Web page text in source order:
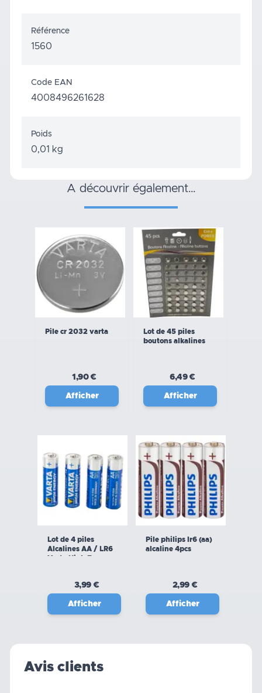
Référence
1560
Code EAN
4008496261628
Poids
0,01 kg
a découvrir également…
Pile cr 2032 varta
1,90 €
Afficher
Lot de 45 piles
boutons alkalines
6,49 €
Afficher
Lot de 4 piles
Alcalines AA / LR6
Varta High Energy
3,99 €
Afficher
Pile philips lr6 (aa)
alcaline 4pcs
2,99 €
Afficher
Avis clients